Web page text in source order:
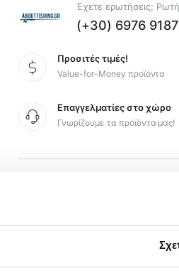
Έχετε ερωτήσεις;
(+30) 6976
Προσιτές τιμές!
Value-for-Money προϊόντα
Επαγγελματίες στο χώρο
Γνωρίζουμε τα προϊόντα μας!